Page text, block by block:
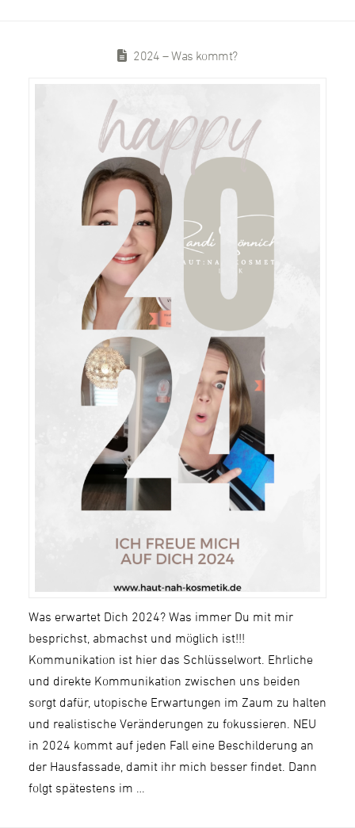
2024 – Was kommt?
Was erwartet Dich 2024? Was immer Du mit mir
besprichst, abmachst und möglich ist!!!
Kommunikation ist hier das Schlüsselwort. Ehrliche
und direkte Kommunikation zwischen uns beiden
sorgt dafür, utopische Erwartungen im Zaum zu halten
und realistische Veränderungen zu fokussieren. NEU
in 2024 kommt auf jeden Fall eine Beschilderung an
der Hausfassade, damit ihr mich besser findet. Dann
folgt spätestens im …